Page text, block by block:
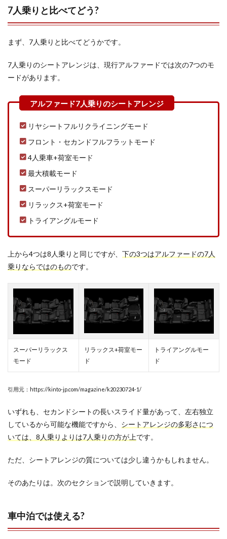
7人乗りと比べてどう?
まず、7人乗りと比べてどうかです。
7人乗りのシートアレンジは、現行アルファードでは次の7つのモ
ードがあります。
リヤシートフルリクライニングモード
フロント・セカンドフルフラットモード
4人乗車+荷室モード
最大積載モード
スーパーリラックスモード
リラックス+荷室モード
トライアングルモード
上から4つは8人乗りと同じですが、 下の3つはアルファードの7人
乗りならではのものです。
スーパーリラックス
モード
リラックス+荷室モー
ド
トライアングルモー
ド
引用元：https://kinto-jp.com/magazine/k20230724-1/
いずれも、セカンドシートの長いスライド量があって、左右独立
しているから可能な機能ですから、 シートアレンジの多彩さにつ
いては、8人乗りよりは7人乗りの方が上です。
ただ、シートアレンジの質については少し違うかもしれません。
そのあたりは。次のセクションで説明していきます。
車中泊では使える?